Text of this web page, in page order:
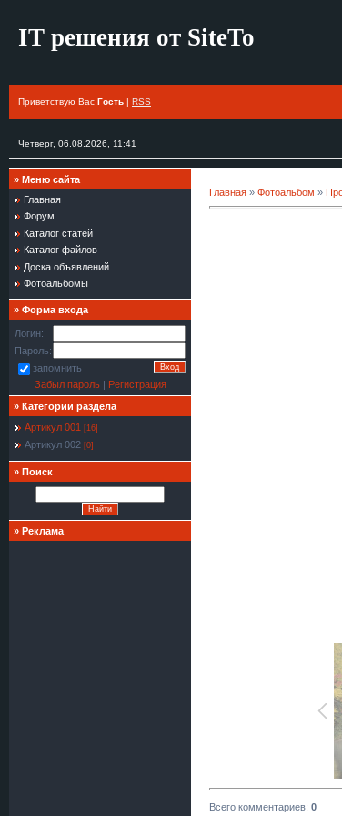
IT решения от SiteTo
Приветствую Вас Гость | RSS
Четверг, 06.08.2026, 11:41
» Меню сайта
Главная
Форум
Каталог статей
Каталог файлов
Доска объявлений
Фотоальбомы
» Форма входа
Логин:
Пароль:
запомнить
Забыл пароль| Регистрация
» Категории раздела
Артикул 001 [16]
Артикул 002 [0]
» Поиск
» Реклама
Главная » Фотоальбом »
Всего комментариев: 0